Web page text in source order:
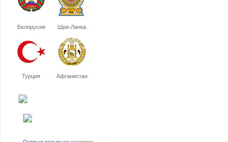
Белорусия Шри-Ланка
Турция Афганистан